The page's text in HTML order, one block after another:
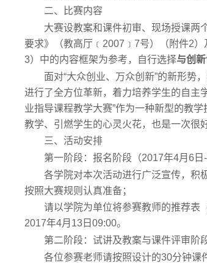
二、比赛内容
大赛设教案和课件初审、现场授课两
要求》（教高厅﹝2007﹞7号）（附件2
3）中的内容框架为参考，自行选择与创
面对“大众创业、万众创新”的新形势
进行了全方位革新，着力培养学生的自主
业指导课程教学大赛”作为一种新型的教
教学、引燃学生的心灵火花，也是一次很
三、活动安排
第一阶段：报名阶段（2017年4月6日-
各学院对本次活动进行广泛宣传，积
按照大赛规则认真准备；
请以学院为单位将参赛教师的推荐表
2017年4月13日09:00。
第二阶段：试讲及教案与课件评审阶
各位参赛老师请按照设计的30分钟课